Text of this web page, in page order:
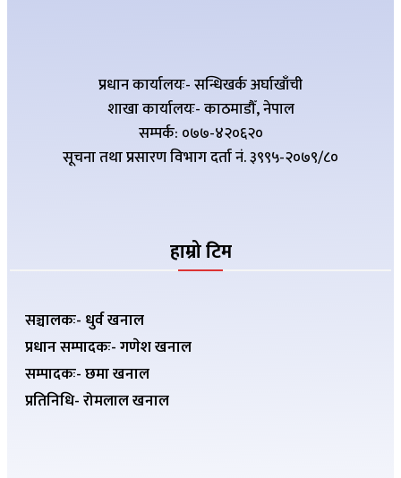
प्रधान कार्यालयः- सन्धिखर्क अर्घाखाँची
शाखा कार्यालयः- काठमाडौँ, नेपाल
सम्पर्क: ०७७-४२०६२०
सूचना तथा प्रसारण विभाग दर्ता नं. ३९९५-२०७९/८०
हाम्रो टिम
सञ्चालकः- धुर्व खनाल
प्रधान सम्पादकः- गणेश खनाल
सम्पादकः- छमा खनाल
प्रतिनिधि- रोमलाल खनाल